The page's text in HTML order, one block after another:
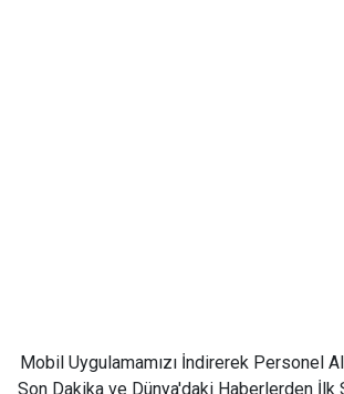
Mobil Uygulamamızı İndirerek Personel
Son Dakika ve Dünya'daki Haberlerden İlk